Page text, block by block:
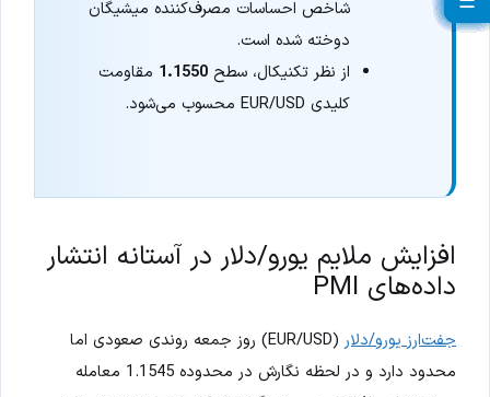
شاخص احساسات مصرف‌کننده میشیگان
دوخته شده است.
از نظر تکنیکال، سطح1.1550 مقاومت
کلیدی EUR/USD محسوب می‌شود.
افزایش ملایم یورو/دلار در آستانه انتشار
داده‌های PMI
جفت‌ارز یورو/دلار
(EUR/USD) روز جمعه روندی صعودی اما
محدود دارد و در لحظه نگارش در محدوده 1.1545 معامله